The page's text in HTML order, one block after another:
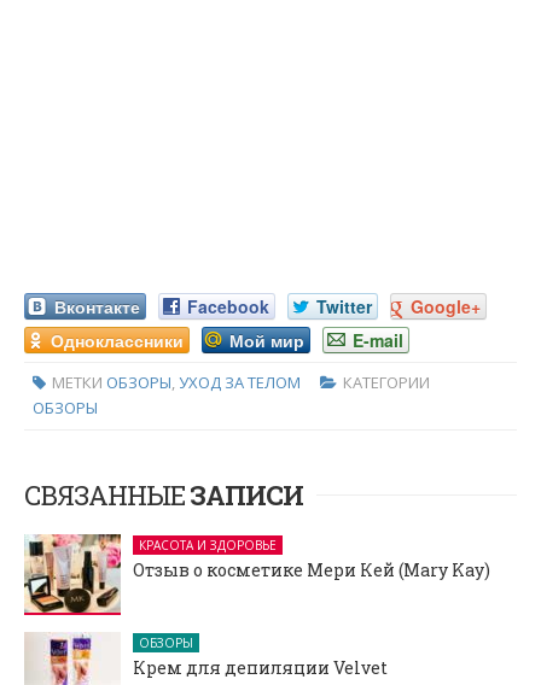
Вконтакте Facebook Twitter
Google+
Одноклассники
Мой мир E-mail
МЕТКИ ОБЗОРЫ,УХОД ЗА ТЕЛОМ
КАТЕГОРИИ
ОБЗОРЫ
СВЯЗАННЫЕЗАПИСИ
КРАСОТА И ЗДОРОВЬЕ
Отзыв о косметике Мери Кей (Mary Kay)
ОБЗОРЫ
Крем для депиляции Velvet